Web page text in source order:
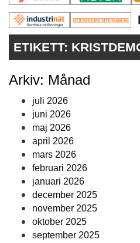
VÅRA ANDRA MAGASIN
ANNONSERA
KONTAKT
ETIKETT:
Arkiv: Månad
juli 2026
juni 2026
maj 2026
april 2026
mars 2026
februari 2026
januari 2026
december 2025
november 2025
oktober 2025
september 2025